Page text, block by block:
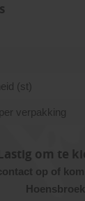
(st)
verpakking
om te
op of